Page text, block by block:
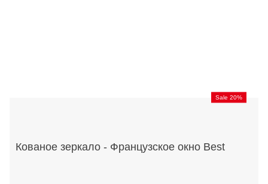
Sale 20%
Кованое зеркало - Французское окно Best